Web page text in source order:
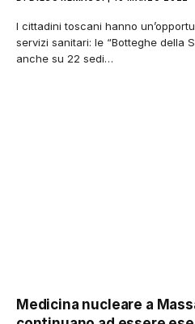
I cittadini toscani hanno
servizi sanitari: le “Botteghe della
anche su 22 sedi…
Medicina nucleare a